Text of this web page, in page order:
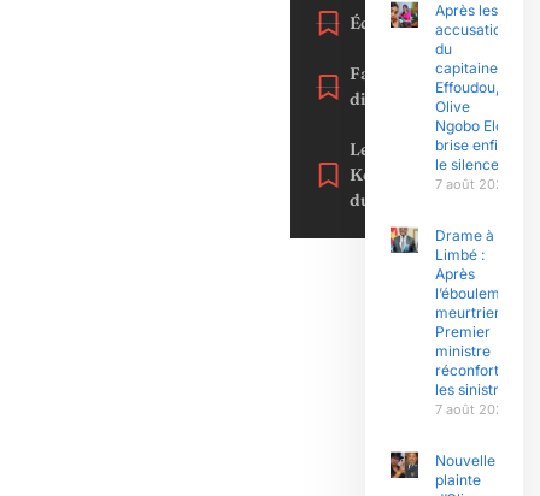
Éconmie
Faits
divers
Le
Kongossa
du net
Après les
accusations
du
capitaine
Effoudou,
Olive
Ngobo Elok
brise enfin
le silence
7 août 2026
Drame à
Limbé :
Après
l’éboulement
meurtrier, le
Premier
ministre
réconforte
les sinistrés
7 août 2026
Nouvelle
plainte